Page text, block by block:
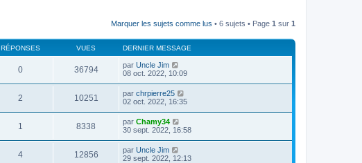
Marquer les sujets comme lus • 6 sujets • Page 1 sur 1
RÉPONSES VUES DERNIER MESSAGE
0 36794 par Uncle Jim
08 oct. 2022, 10:09
2 10251 par chrpierre25
02 oct. 2022, 16:35
1 8338 par Chamy34
30 sept. 2022, 16:58
4 12856 par Uncle Jim
29 sept. 2022, 12:13